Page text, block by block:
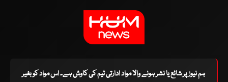
ہم نیوز پر شائع یا نشر ہونے والا مواد ادارتی ٹیم کی کاوش ہے۔ اس مواد کو بغیر